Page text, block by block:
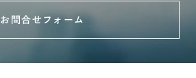
お問合せフォーム